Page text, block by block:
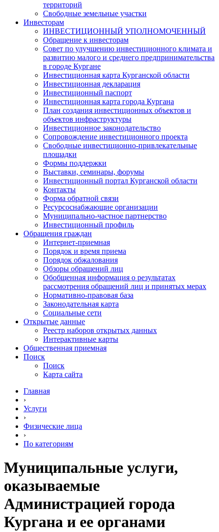
территорий
Свободные земельные участки
Инвесторам
ИНВЕСТИЦИОННЫЙ УПОЛНОМОЧЕННЫЙ
Обращение к инвесторам
Совет по улучшению инвестиционного климата и
развитию малого и среднего предпринимательства
в городе Кургане
Инвестиционная карта Курганской области
Инвестиционная декларация
Инвестиционный паспорт
Инвестиционная карта города Кургана
План создания инвестиционных объектов и
объектов инфраструктуры
Инвестиционное законодательство
Сопровождение инвестиционного проекта
Свободные инвестиционно-привлекательные
площадки
Формы поддержки
Выставки, семинары, форумы
Инвестиционный портал Курганской области
Контакты
Форма обратной связи
Ресурсоснабжающие организации
Муниципально-частное партнерство
Инвестиционный профиль
Обращения граждан
Интернет-приемная
Порядок и время приема
Порядок обжалования
Обзоры обращений лиц
Обобщенная информация о результатах
рассмотрения обращений лиц и принятых мерах
Нормативно-правовая база
Законодательная карта
Социальные сети
Открытые данные
Реестр наборов открытых данных
Интерактивные карты
Общественная приемная
Поиск
Поиск
Карта сайта
Главная
›
Услуги
›
Физические лица
›
По категориям
Муниципальные услуги,
оказываемые
Администрацией города
Кургана и ее органами